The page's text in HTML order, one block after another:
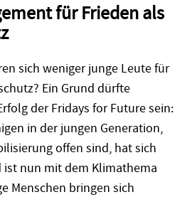
für Frieden als
sich weniger junge Leute für
Ein Grund dürfte
der Fridays for Future sein:
in der jungen Generation,
offen sind, hat sich
nun mit dem Klimathema
Menschen bringen sich